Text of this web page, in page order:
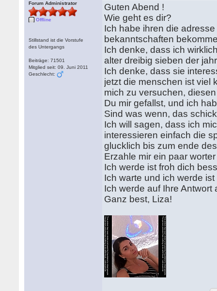
Forum Administrator
Offline
Stillstand ist die Vorstufe
des Untergangs
Beiträge: 71501
Mitglied seit: 09. Juni 2011
Geschlecht:
Guten Abend !
Wie geht es dir?
Ich habe ihren die
bekanntschaften
Ich denke, dass ich
alter dreibig sieben der
Ich denke, dass sie
jetzt die menschen ist viel
mich zu versuchen,
Du mir gefallst, und ich
Sind was wenn, das
Ich will sagen, dass ich
interessieren einfach die
glucklich bis zum ende
Erzahle mir ein paar
Ich werde ist froh dich
Ich warte und ich werde
Ich werde auf Ihre
Ganz best, Liza!